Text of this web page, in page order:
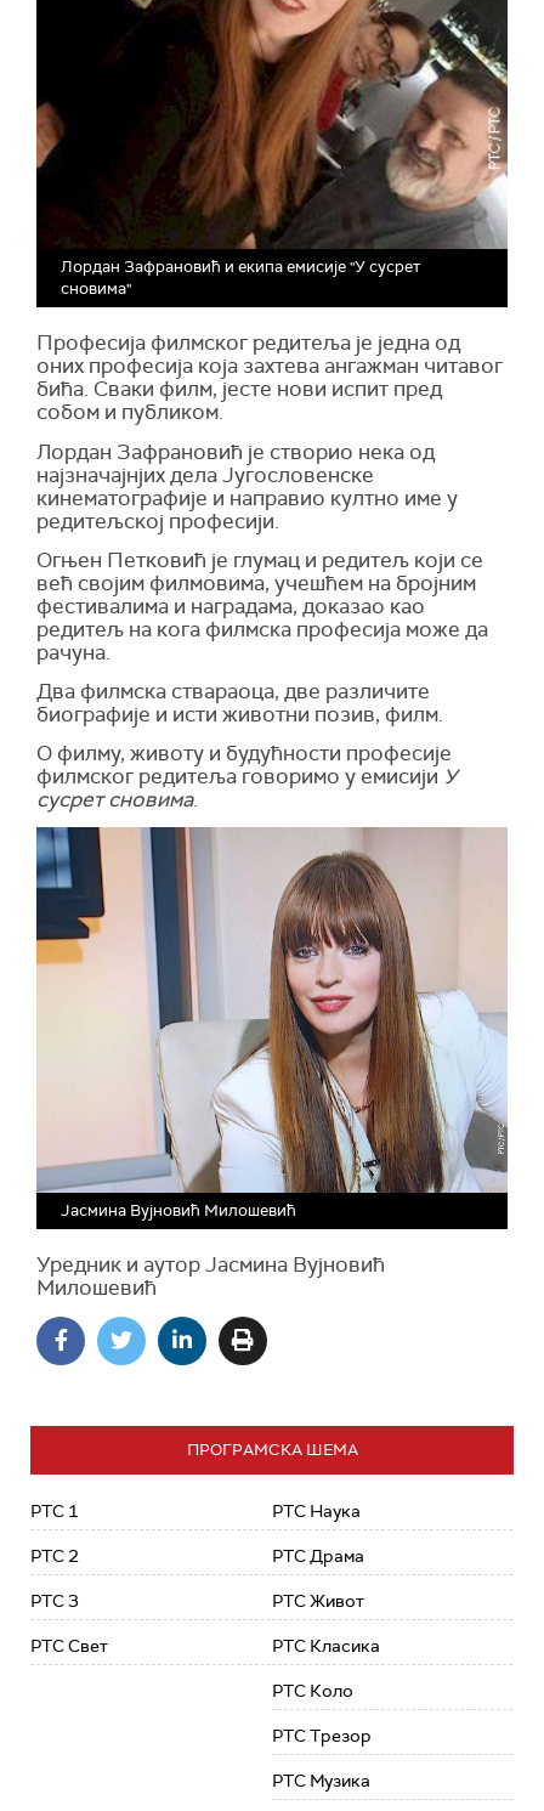
Лордан Зафрановић и екипа емисије "У сусрет
сновима"
Професија филмског редитеља је једна од
оних професија која захтева ангажман читавог
бића. Сваки филм, јесте нови испит пред
собом и публиком.
Лордан Зафрановић је створио нека од
најзначајнјих дела Југословенске
кинематографије и направио култно име у
редитељској професији.
Огњен Петковић је глумац и редитељ који се
већ својим филмовима, учешћем на бројним
фестивалима и наградама, доказао као
редитељ на кога филмска професија може да
рачуна.
Два филмска ствараоца, две различите
биографије и исти животни позив, филм.
О филму, животу и будућности професије
филмског редитеља говоримо у емисији У
сусрет сновима.
Јасмина Вујновић Милошевић
Уредник и аутор Јасмина Вујновић
Милошевић
ПРОГРАМСКА ШЕМА
РТС 1
РТС 2
РТС 3
РТС Свет
РТС Наука
РТС Драма
РТС Живот
РТС Класика
РТС Коло
РТС Трезор
РТС Музика